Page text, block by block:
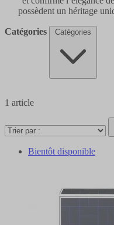
possèdent un héritage
Catégories Catégories
1 article
Bientôt disponible